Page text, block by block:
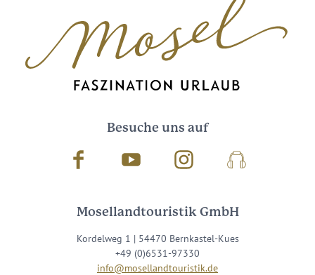
Besuche uns auf
Facebook Youtube InstagramPodcast
Mosellandtouristik GmbH
Kordelweg 1 | 54470 Bernkastel-Kues
+49 (0)6531-97330
info@mosellandtouristik.de